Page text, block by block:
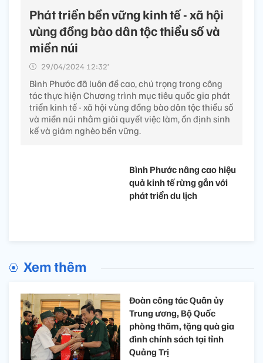
Phát triển bền vững kinh tế - xã hội
vùng đồng bào dân tộc thiểu số và
miền núi
29/04/2024 12:32’
Bình Phước đã luôn đề cao, chú trọng trong công
tác thực hiện Chương trình mục tiêu quốc gia phát
triển kinh tế - xã hội vùng đồng bào dân tộc thiểu số
và miền núi nhằm giải quyết việc làm, ổn định sinh
kế và giảm nghèo bền vững.
Bình Phước nâng cao hiệu
quả kinh tế rừng gắn với
phát triển du lịch
Xem thêm
Đoàn công tác Quân ủy
Trung ương, Bộ Quốc
phòng thăm, tặng quà gia
đình chính sách tại tỉnh
Quảng Trị